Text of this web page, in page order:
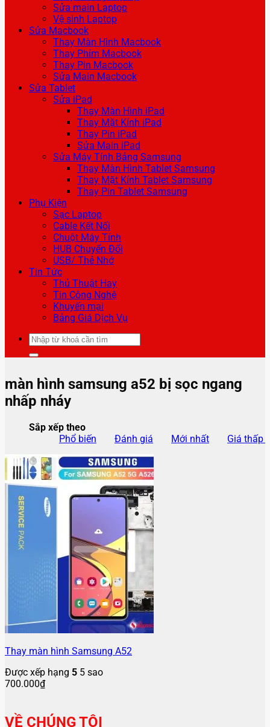
Sửa main Laptop
Vệ sinh Laptop
Sửa Macbook
Thay Màn Hình Macbook
Thay Phím Macbook
Thay Pin Macbook
Sửa Main Macbook
Sửa Tablet
Sửa iPad
Thay Màn Hình iPad
Thay Mặt Kính iPad
Thay Pin iPad
Sửa Main iPad
Sửa Máy Tính Bảng Samsung
Thay Màn Hình Tablet Samsung
Thay Mặt Kính Tablet Samsung
Thay Pin Tablet Samsung
Phụ Kiện
Sạc Laptop
Cable Kết Nối
Chuột Máy Tính
HUB Chuyển Đổi
USB/ Thẻ Nhớ
Tin Tức
Thủ Thuật Hay
Tin Công Nghệ
Khuyến mại
Bảng Giá Dịch Vụ
Tìm
kiếm:
​​màn hình samsung a52 bị sọc ngang
nhấp nháy
Sắp xếp theo
Phổ biến
Đánh giá Mới nhất Giá thấp
Thay màn hình Samsung A52
Được xếp hạng 5 5 sao
700.000₫
VỀ CHÚNG TÔI